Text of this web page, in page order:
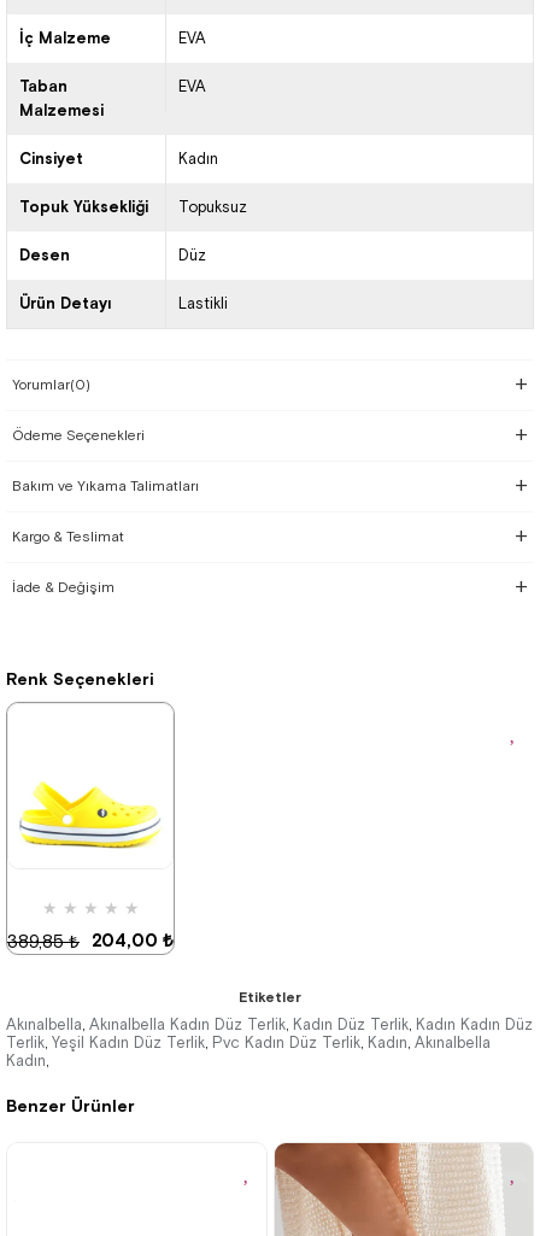
Benzer Ürünler
İç Malzeme EVA
Taban
Malzemesi
EVA
Cinsiyet Kadın
Topuk Yüksekliği Topuksuz
Desen Düz
Ürün Detayı Lastikli
Yorumlar(0)
Ödeme Seçenekleri
Bakım ve Yıkama Talimatları
Kargo & Teslimat
İade & Değişim
Renk Seçenekleri
★ ★ ★ ★ ★
204,00 ₺
389,85 ₺
%48İndirim
Etiketler
Akınalbella, Akınalbella Kadın Düz Terlik, Kadın Düz Terlik, Kadın Kadın Düz
Terlik, Yeşil Kadın Düz Terlik, Pvc Kadın Düz Terlik, Kadın, Akınalbella
Kadın,